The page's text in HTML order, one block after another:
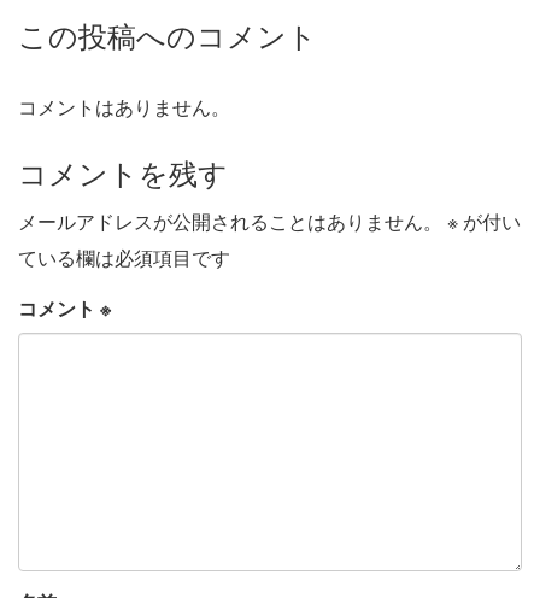
この投稿へのコメント
コメントはありません。
コメントを残す
メールアドレスが公開されることはありません。 ※ が付い
ている欄は必須項目です
コメント ※